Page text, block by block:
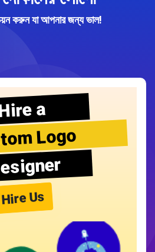
করুন যা আপনার জন্য ভাল!
a
Logo
Hire Us